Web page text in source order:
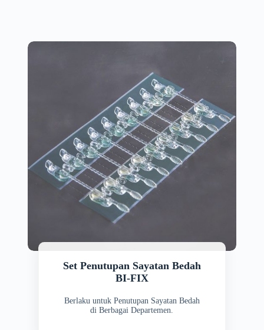
Set Penutupan Sayatan Bedah
BI-FIX
Berlaku untuk Penutupan Sayatan Bedah
di Berbagai Departemen.